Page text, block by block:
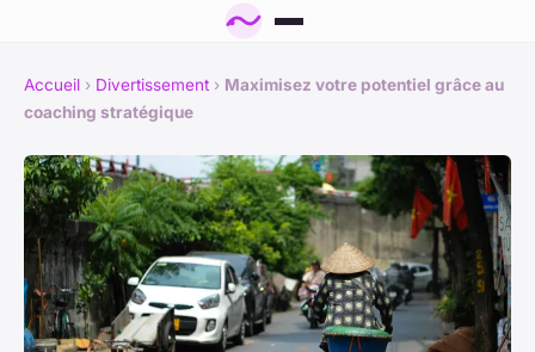
Accueil › Divertissement › Maximisez votre potentiel grâce au
coaching stratégique